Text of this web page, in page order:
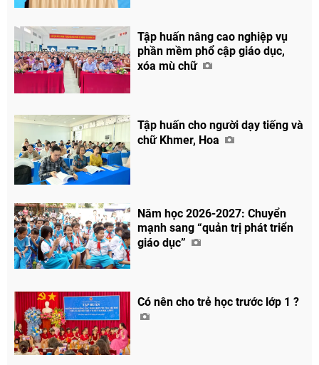
Chia sẻ
Facebook
Tập huấn nâng cao nghiệp vụ
phần mềm phổ cập giáo dục,
xóa mù chữ
Tập huấn cho người dạy tiếng và
chữ Khmer, Hoa
Năm học 2026-2027: Chuyển
mạnh sang “quản trị phát triển
giáo dục”
Có nên cho trẻ học trước lớp 1 ?